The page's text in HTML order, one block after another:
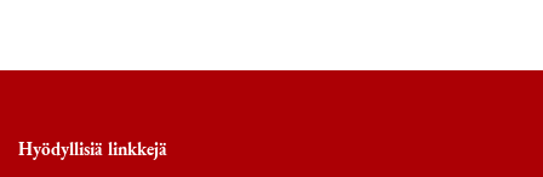
Hyödyllisiä linkkejä